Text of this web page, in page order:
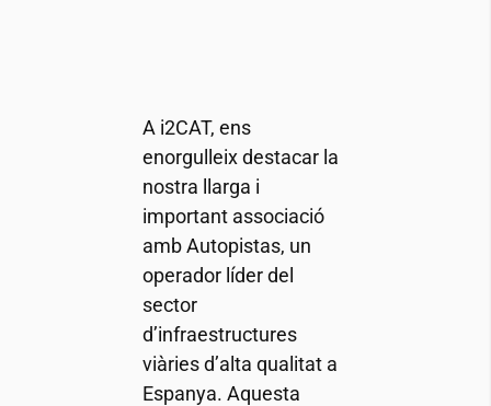
A i2CAT, ens
enorgulleix destacar la
nostra llarga i
important associació
amb Autopistas, un
operador líder del
sector
d’infraestructures
viàries d’alta qualitat a
Espanya. Aquesta